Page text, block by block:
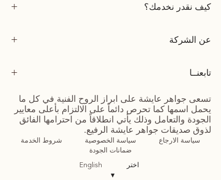
كيف نقدر نخدمك؟
عن الشركة
تابعنــا
تسعى جواهر عايشة على ابراز الروح الفنية في كل ما
يحمل اسمها كما تحرص دائماً على الالتزام بأعلى معايير
الجودة والتعامل وذلك يأتي انطلاقاً من احترامها الفائق
لذوق صديقات جواهر عايشة الرفيع.
سياسة الارجاع سياسة الخصوصية
شروط الخدمة
ضمانات الجودة
اختر
▼
English